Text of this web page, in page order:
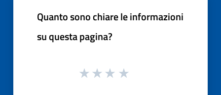
Quanto sono chiare le informazioni
su questa pagina?